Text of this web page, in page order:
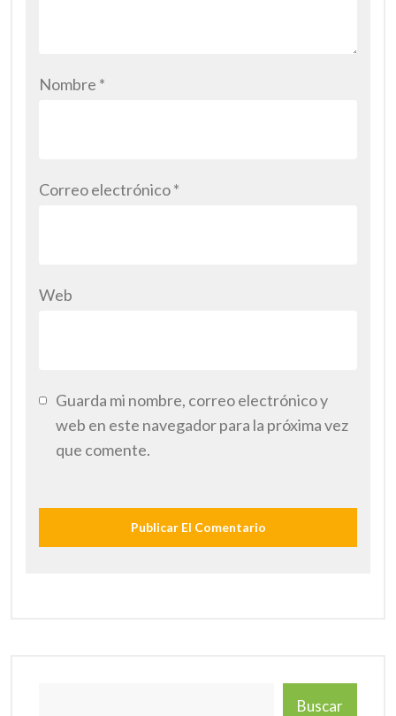
Nombre *
Correo electrónico*
Web
Guarda mi nombre, correo electrónico y
web en este navegador para la próxima vez
que comente.
Buscar